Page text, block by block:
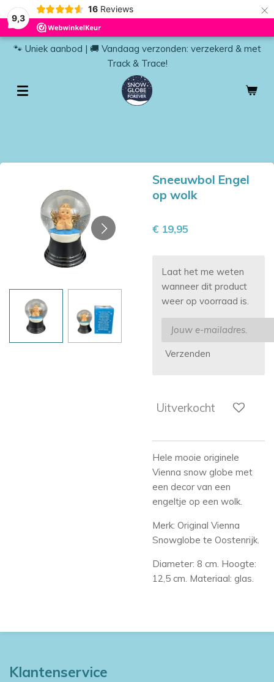
9,3
16 Reviews ×
🐾 Uniek aanbod | 🚚 Vandaag verzonden: verzekerd & met
Track & Trace!
Sneeuwbol Engel
op wolk
€ 19,95
Laat het me weten
wanneer dit product
weer op voorraad is.
Verzenden
Uitverkocht
Hele mooie originele
Vienna snow globe met
een decor van een
engeltje op een wolk.
Merk: Original Vienna
Snowglobe te Oostenrijk.
Diameter: 8 cm. Hoogte:
12,5 cm. Materiaal: glas.
Klantenservice